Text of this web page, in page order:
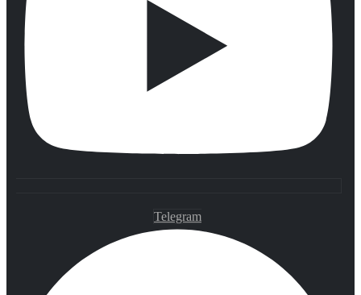
Telegram